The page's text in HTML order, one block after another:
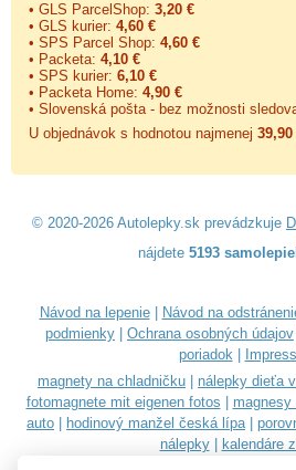
• GLS ParcelShop: 3,20 €
• GLS kurier: 4,60 €
• SPS Parcel Shop: 4,60 €
• Packeta: 4,10 €
• SPS kurier: 6,10 €
• Packeta Home: 4,90 €
• Slovenská pošta - bez možnosti
U objednávok s hodnotou najmenej
© 2020-2026 Autolepky.sk prevádzkuje
nájdete 5193
Návod na lepenie| Návod na
podmienky
Ochrana osobných údajov
poriadok|
magnety na chladničku
nálepky dieťa
fotomagnete mit eigenen fotos
magnesy
auto
hodinový manžel česká lípa|
nálepky| kalendáre